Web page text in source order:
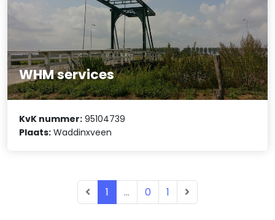
WHM services
KvK nummer: 95104739
Plaats: Waddinxveen
1 ... 0 1